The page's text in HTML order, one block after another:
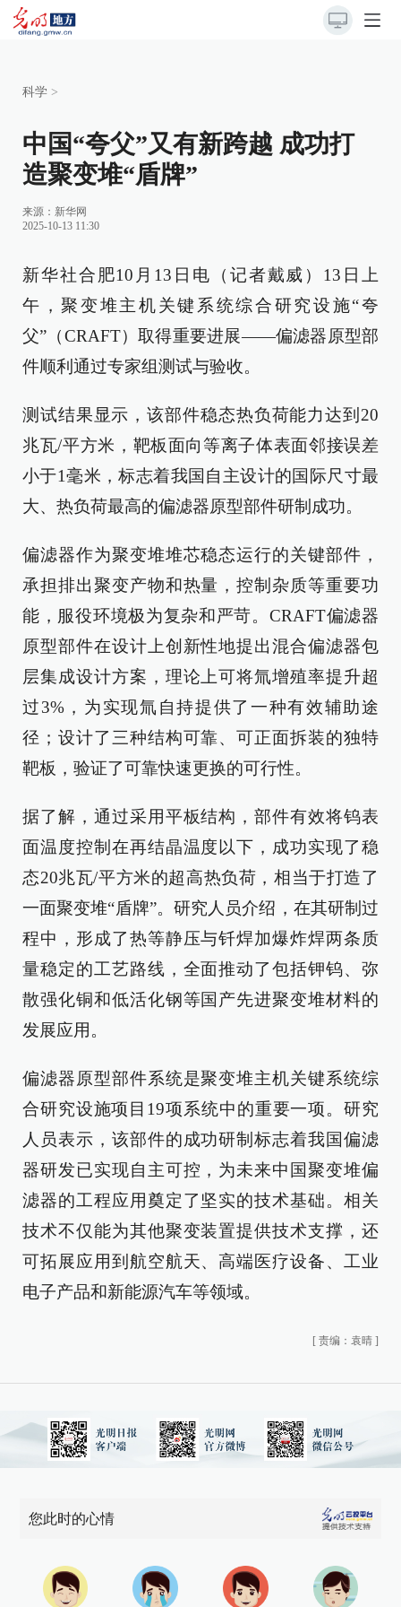
科学 >
中国“夸父”又有新跨越 成功打
造聚变堆“盾牌”
来源： 新华网
2025-10-13 11:30
新华社合肥10月13日电（记者戴威）13日上
午，聚变堆主机关键系统综合研究设施“夸
父”（CRAFT）取得重要进展——偏滤器原型部
件顺利通过专家组测试与验收。
测试结果显示，该部件稳态热负荷能力达到20
兆瓦/平方米，靶板面向等离子体表面邻接误差
小于1毫米，标志着我国自主设计的国际尺寸最
大、热负荷最高的偏滤器原型部件研制成功。
偏滤器作为聚变堆堆芯稳态运行的关键部件，
承担排出聚变产物和热量，控制杂质等重要功
能，服役环境极为复杂和严苛。CRAFT偏滤器
原型部件在设计上创新性地提出混合偏滤器包
层集成设计方案，理论上可将氚增殖率提升超
过3%，为实现氚自持提供了一种有效辅助途
径；设计了三种结构可靠、可正面拆装的独特
靶板，验证了可靠快速更换的可行性。
据了解，通过采用平板结构，部件有效将钨表
面温度控制在再结晶温度以下，成功实现了稳
态20兆瓦/平方米的超高热负荷，相当于打造了
一面聚变堆“盾牌”。研究人员介绍，在其研制过
程中，形成了热等静压与钎焊加爆炸焊两条质
量稳定的工艺路线，全面推动了包括钾钨、弥
散强化铜和低活化钢等国产先进聚变堆材料的
发展应用。
偏滤器原型部件系统是聚变堆主机关键系统综
合研究设施项目19项系统中的重要一项。研究
人员表示，该部件的成功研制标志着我国偏滤
器研发已实现自主可控，为未来中国聚变堆偏
滤器的工程应用奠定了坚实的技术基础。相关
技术不仅能为其他聚变装置提供技术支撑，还
可拓展应用到航空航天、高端医疗设备、工业
电子产品和新能源汽车等领域。
[ 责编：袁晴 ]
您此时的心情